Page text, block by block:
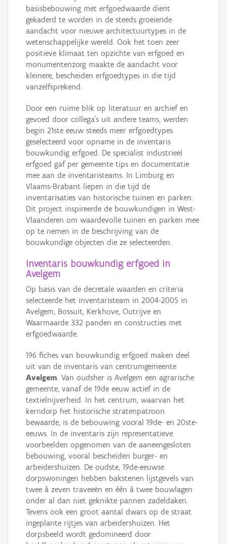
basisbebouwing met erfgoedwaarde dient
gekaderd te worden in de steeds groeiende
aandacht voor nieuwe architectuurtypes in de
wetenschappelijke wereld. Ook het toen zeer
positieve klimaat ten opzichte van erfgoed en
monumentenzorg maakte de aandacht voor
kleinere, bescheiden erfgoedtypes in die tijd
vanzelfsprekend.
Door een ruime blik op literatuur en archief en
gevoed door collega’s uit andere teams, werden
begin 21ste eeuw steeds meer erfgoedtypes
geselecteerd voor opname in de inventaris
bouwkundig erfgoed. De specialist industrieel
erfgoed gaf per gemeente tips en documentatie
mee aan de inventaristeams. In Limburg en
Vlaams-Brabant liepen in die tijd de
inventarisaties van historische tuinen en parken.
Dit project inspireerde de bouwkundigen in West-
Vlaanderen om waardevolle tuinen en parken mee
op te nemen in de beschrijving van de
bouwkundige objecten die ze selecteerden.
Inventaris bouwkundig erfgoed in
Avelgem
Op basis van de decretale waarden en criteria
selecteerde het inventaristeam in 2004-2005 in
Avelgem, Bossuit, Kerkhove, Outrijve en
Waarmaarde 332 panden en constructies met
erfgoedwaarde.
196 fiches van bouwkundig erfgoed maken deel
uit van de inventaris van centrumgemeente
Avelgem. Van oudsher is Avelgem een agrarische
gemeente, vanaf de 19de eeuw actief in de
textielnijverheid. In het centrum, waarvan het
kerndorp het historische stratenpatroon
bewaarde, is de bebouwing vooral 19de- en 20ste-
eeuws. In de inventaris zijn representatieve
voorbeelden opgenomen van de aaneengesloten
bebouwing, vooral bescheiden burger- en
arbeidershuizen. De oudste, 19de-eeuwse
dorpswoningen hebben bakstenen lijstgevels van
twee à zeven traveeën en één à twee bouwlagen
onder al dan niet geknikte pannen zadeldaken.
Tevens ook een groot aantal dwars op de straat
ingeplante rijtjes van arbeidershuizen. Het
dorpsbeeld wordt gedomineerd door